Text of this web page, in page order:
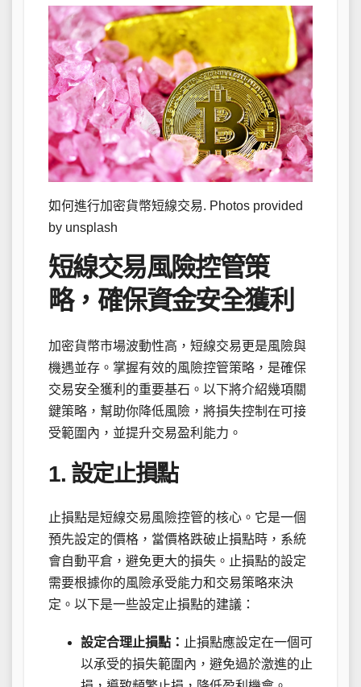
如何進行加密貨幣短線交易. Photos provided
by unsplash
短線交易風險控管策
略，確保資金安全獲利
加密貨幣市場波動性高，短線交易更是風險與
機遇並存。掌握有效的風險控管策略，是確保
交易安全獲利的重要基石。以下將介紹幾項關
鍵策略，幫助你降低風險，將損失控制在可接
受範圍內，並提升交易盈利能力。
1. 設定止損點
止損點是短線交易風險控管的核心。它是一個
預先設定的價格，當價格跌破止損點時，系統
會自動平倉，避免更大的損失。止損點的設定
需要根據你的風險承受能力和交易策略來決
定。以下是一些設定止損點的建議：
設定合理止損點： 止損點應設定在一個可
以承受的損失範圍內，避免過於激進的止